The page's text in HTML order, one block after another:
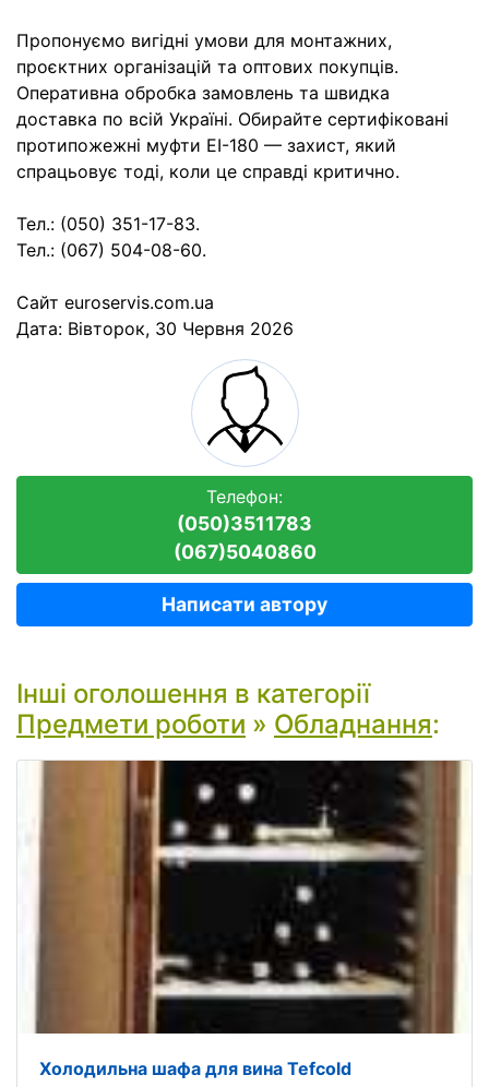
Пропонуємо вигідні умови для монтажних,
проєктних організацій та оптових покупців.
Оперативна обробка замовлень та швидка
доставка по всій Україні. Обирайте сертифіковані
протипожежні муфти EI-180 — захист, який
спрацьовує тоді, коли це справді критично.
Тел.: (050) 351-17-83.
Тел.: (067) 504-08-60.
Cайт euroservis.com.ua
Дата: Вівторок, 30 Червня 2026
Телефон:
(050)3511783
(067)5040860
Написати автору
Інші оголошення в категорії
Предмети роботи » Обладнання:
Холодильна шафа для вина Tefcold